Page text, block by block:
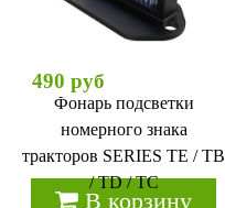
490 руб
Фонарь подсветки
номерного знака
тракторов SERIES TE / TB
/ TD / TC
В корзину